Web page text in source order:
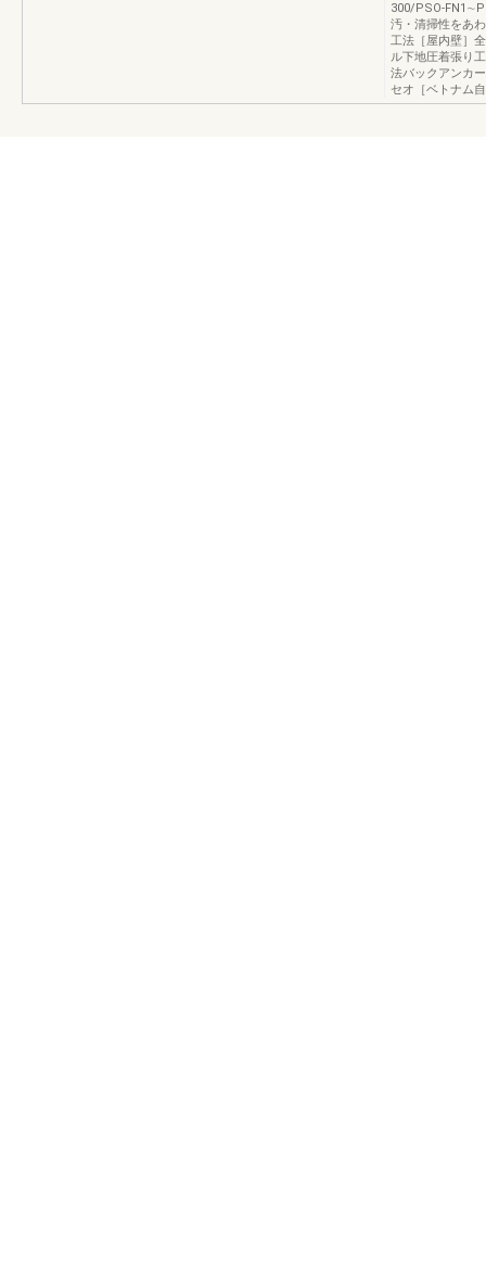
300/
汚・清掃性をあ
工法［屋内壁］
ル下地圧着張り
法バックアンカ
セオ［ベトナム